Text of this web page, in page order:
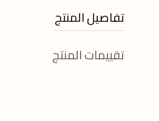
تفاصيل المنتج
تقييمات المنتج